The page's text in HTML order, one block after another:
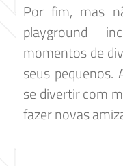
Por fim, mas
playground
momentos de
seus pequenos.
se divertir com
fazer novas